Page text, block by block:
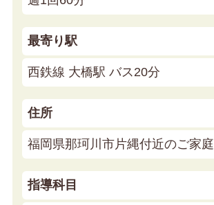
最寄り駅
西鉄線 大橋駅 バス20分
住所
福岡県那珂川市片縄付近のご家庭
指導科目